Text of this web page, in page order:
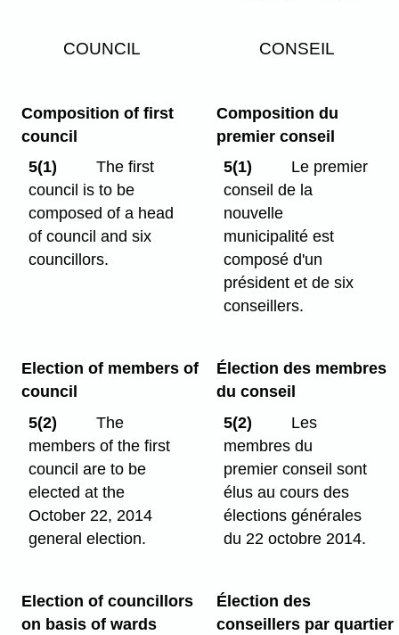
COUNCIL CONSEIL
Composition of first
council
5(1)
The first
council is to be
composed of a head
of council and six
councillors.
Composition du
premier conseil
5(1)
Le premier
conseil de la
nouvelle
municipalité est
composé d'un
président et de six
conseillers.
Election of members of
council
5(2)
The
members of the first
council are to be
elected at the
October 22, 2014
general election.
Élection des membres
du conseil
5(2)
Les
membres du
premier conseil sont
élus au cours des
élections générales
du 22 octobre 2014.
Election of councillors
on basis of wards
Élection des
conseillers par quartier